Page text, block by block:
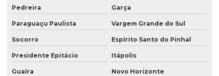
Pedreira Garça
Paraguaçu Paulista Vargem Grande do Sul
Socorro Espírito Santo do Pinhal
Presidente Epitácio Itápolis
Guaíra Novo Horizonte